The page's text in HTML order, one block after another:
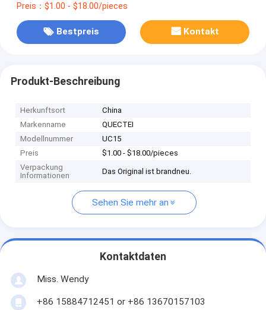
Preis：$1.00 - $18.00/pieces
Bestpreis Kontakt
Produkt-Beschreibung
Herkunftsort
China
Markenname
QUECTEI
Modellnummer
UC15
Preis
$1.00 - $18.00/pieces
Verpackung
Informationen
Das Original ist brandneu.
Sehen Sie mehr an
Kontaktdaten
Miss. Wendy
+86 15884712451 or +86 13670157103